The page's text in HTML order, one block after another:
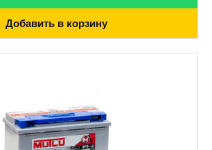
Добавить в корзину